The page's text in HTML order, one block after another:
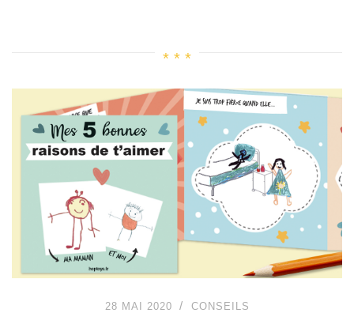
28 MAI 2020 CONSEILS